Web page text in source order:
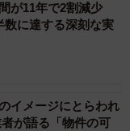
が11年で2割減少
数に達する深刻な実
イメージにとらわれ
が語る「物件の可